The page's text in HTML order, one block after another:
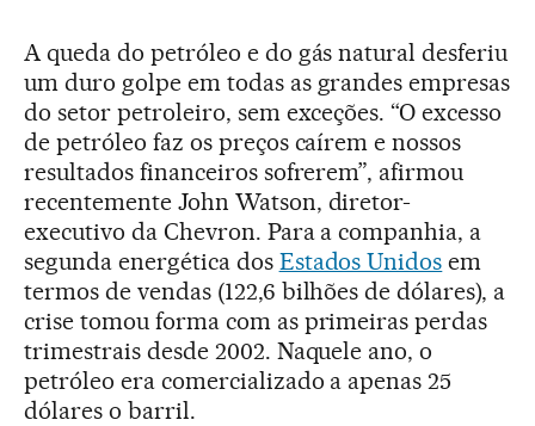
A queda do petróleo e do gás natural desferiu
um duro golpe em todas as grandes empresas
do setor petroleiro, sem exceções. “O excesso
de petróleo faz os preços caírem e nossos
resultados financeiros sofrerem”, afirmou
recentemente John Watson, diretor-
executivo da Chevron. Para a companhia, a
segunda energética dos Estados Unidos em
termos de vendas (122,6 bilhões de dólares), a
crise tomou forma com as primeiras perdas
trimestrais desde 2002. Naquele ano, o
petróleo era comercializado a apenas 25
dólares o barril.